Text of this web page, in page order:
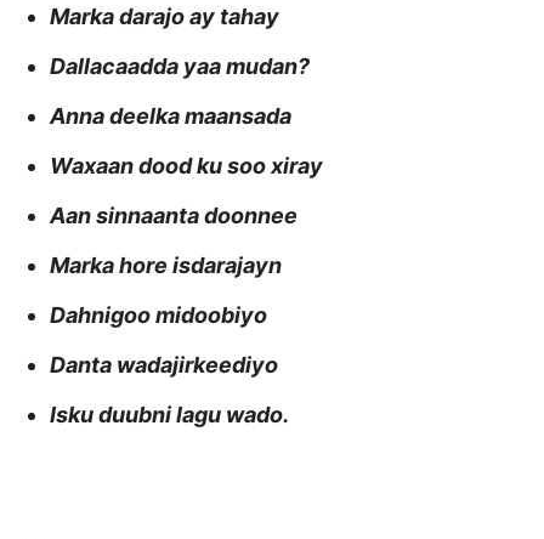
Marka darajo ay tahay
Dallacaadda yaa mudan?
Anna deelka maansada
Waxaan dood ku soo xiray
Aan sinnaanta doonnee
Marka hore isdarajayn
Dahnigoo midoobiyo
Danta wadajirkeediyo
Isku duubni lagu wado.